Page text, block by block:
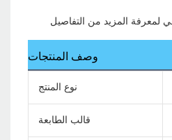
وصف المنتجات
نوع المنتج
قالب الطابعة